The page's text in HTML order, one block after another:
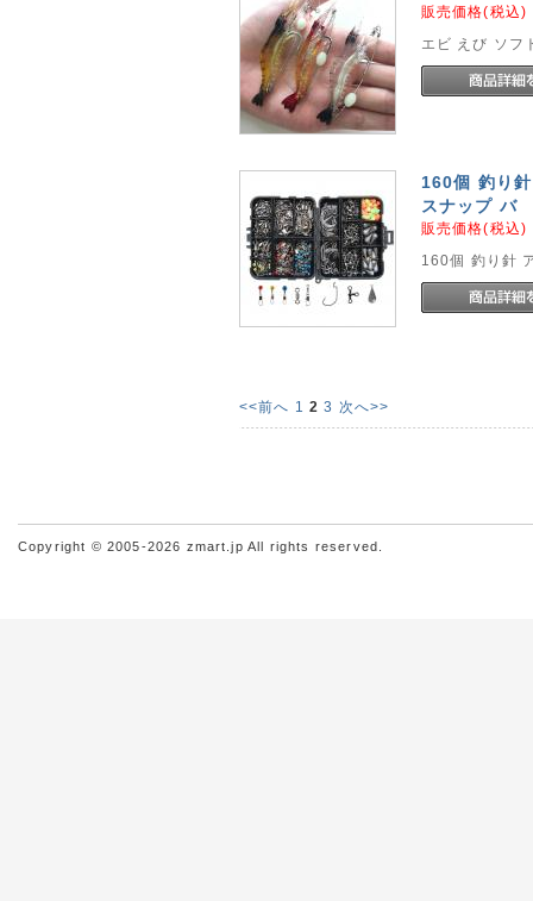
販売価格(税込
エビ えび ソフ
160個 釣り
スナップ バ
販売価格(税込
160個 釣り針
<<前へ 1 2 3 次へ>>
Copyright © 2005-2026 zmart.jp All rights reserved.